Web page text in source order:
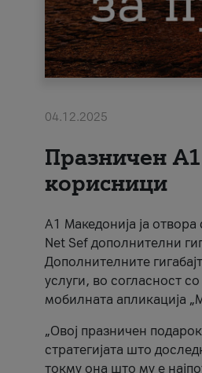
04.12.2025
Празничен
корисници
А1 Македонија ја
Net Sef дополнителни
Дополнителните
услуги, во согласност
мобилната апликација
„Овој празничен
стратегијата што
токму она што му е